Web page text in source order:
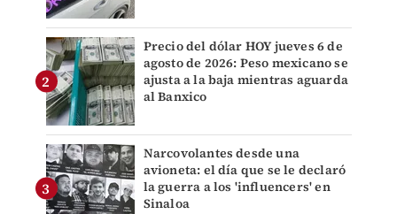
Precio del dólar HOY jueves 6 de
agosto de 2026: Peso mexicano se
ajusta a la baja mientras aguarda
al Banxico
Narcovolantes desde una
avioneta: el día que se le declaró
la guerra a los 'influencers' en
Sinaloa